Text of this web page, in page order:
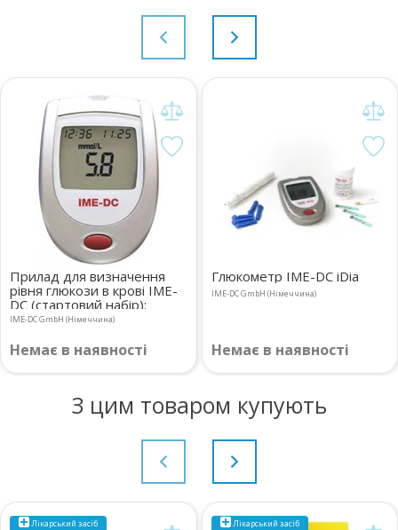
Прилад для визначення
рівня глюкози в крові IME-
DC (стартовий набір):
Глюкометр IME-DC ,смужки
шт.), пристрій для проколу
IME-DC , ланцети IME-DC
(10 шт.), електронний ключ
IME-DC , електрон. ключ
IME-DC GmbH (Німеччина)
Немає в наявності
Глюкометр IME-DC iDia
IME-DC GmbH (Німеччина)
Немає в наявності
З цим товаром купують
Лікарський засіб Лікарський засіб